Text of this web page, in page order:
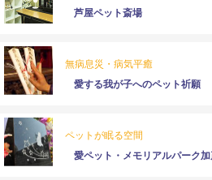
芦屋ペット斎場
無病息災・病気平癒
愛する我が子へのペット祈願
ペットが眠る空間
愛ペット・メモリアルパーク